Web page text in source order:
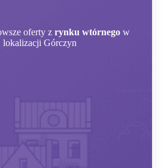
oferty z rynku wtórnego w
lokalizacji Górczyn